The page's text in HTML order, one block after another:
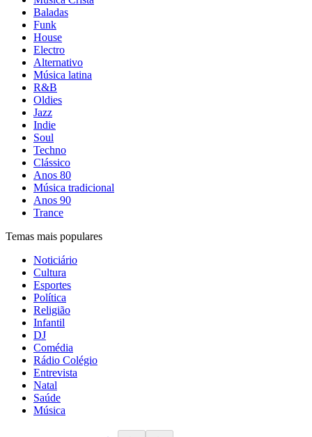
Baladas
Funk
House
Electro
Alternativo
Música latina
R&B
Oldies
Jazz
Indie
Soul
Techno
Clássico
Anos 80
Música tradicional
Anos 90
Trance
Temas mais populares
Noticiário
Cultura
Esportes
Política
Religião
Infantil
DJ
Comédia
Rádio Colégio
Entrevista
Natal
Saúde
Música